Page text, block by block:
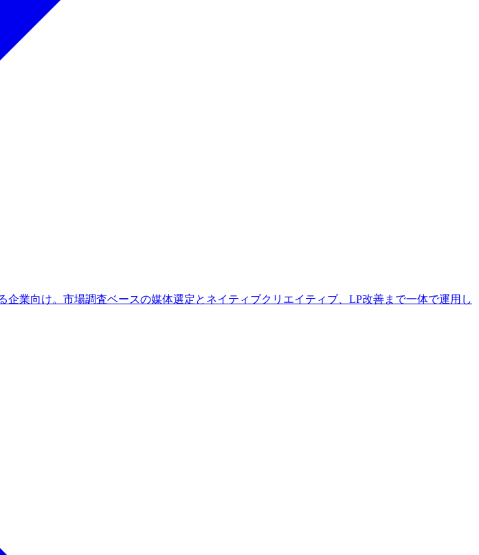
業向け。市場調査ベースの媒体選定とネイティブクリエイティブ、LP改善まで一体で運用し